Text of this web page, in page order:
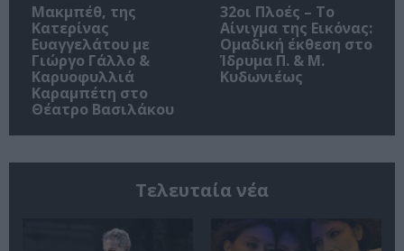
Μακμπέθ, της
Κατερίνας
Ευαγγελάτου με
Γιώργο Γάλλο &
Καρυοφυλλιά
Καραμπέτη στο
Θέατρο Βασιλάκου
32οι Πλοές – Το
Αίνιγμα της Εικόνας:
Ομαδική έκθεση στο
Ίδρυμα Π. & Μ.
Κυδωνιέως
Τελευταία νέα